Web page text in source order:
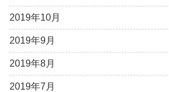
2019年10月
2019年9月
2019年8月
2019年7月